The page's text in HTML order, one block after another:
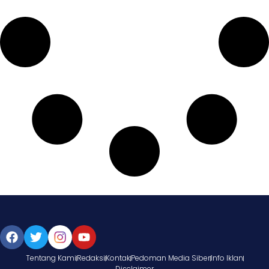
Tentang KamiRedaksiKontakPedoman Media SiberInfo Iklan